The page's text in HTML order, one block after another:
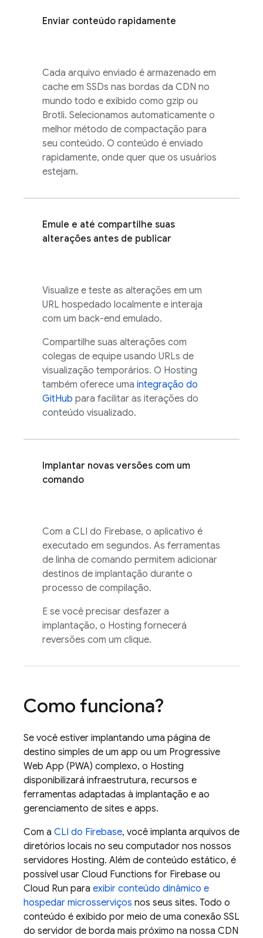
Enviar conteúdo rapidamente
Cada arquivo enviado é armazenado em
cache em SSDs nas bordas da CDN no
mundo todo e exibido como gzip ou
Brotli. Selecionamos automaticamente o
melhor método de compactação para
seu conteúdo. O conteúdo é enviado
rapidamente, onde quer que os usuários
estejam.
Emule e até compartilhe suas
alterações antes de publicar
Visualize e teste as alterações em um
URL hospedado localmente e interaja
com um back-end emulado.
Compartilhe suas alterações com
colegas de equipe usando URLs de
visualização temporários. O Hosting
também oferece uma integração do
GitHub para facilitar as iterações do
conteúdo visualizado.
Implantar novas versões com um
comando
Com a CLI do Firebase, o aplicativo é
executado em segundos. As ferramentas
de linha de comando permitem adicionar
destinos de implantação durante o
processo de compilação.
E se você precisar desfazer a
implantação, o Hosting fornecerá
reversões com um clique.
Como funciona?
Se você estiver implantando uma página de
destino simples de um app ou um Progressive
Web App (PWA) complexo, o Hosting
disponibilizará infraestrutura, recursos e
ferramentas adaptadas à implantação e ao
gerenciamento de sites e apps.
Com a CLI do Firebase, você implanta arquivos de
diretórios locais no seu computador nos nossos
servidores Hosting. Além de conteúdo estático, é
possível usar Cloud Functions for Firebase ou
Cloud Run para exibir conteúdo dinâmico e
hospedar microsserviços nos seus sites. Todo o
conteúdo é exibido por meio de uma conexão SSL
do servidor de borda mais próximo na nossa CDN